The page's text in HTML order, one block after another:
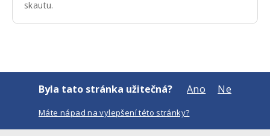
skautu.
Byla tato stránka užitečná? Ano Ne
Máte nápad na vylepšení této stránky?